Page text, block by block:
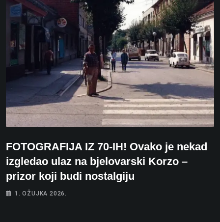
FOTOGRAFIJA IZ 70-IH! Ovako je nekad
izgledao ulaz na bjelovarski Korzo –
prizor koji budi nostalgiju
1. OŽUJKA 2026.